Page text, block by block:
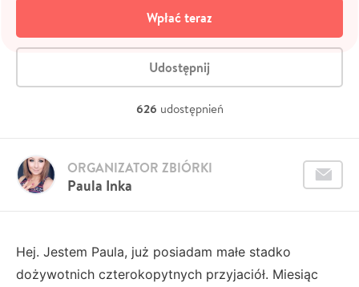
Wpłać teraz
Udostępnij
626 udostępnień
Paula Inka
ORGANIZATOR ZBIÓRKI
Hej. Jestem Paula, już posiadam małe stadko
dożywotnich czterokopytnych przyjaciół. Miesiąc